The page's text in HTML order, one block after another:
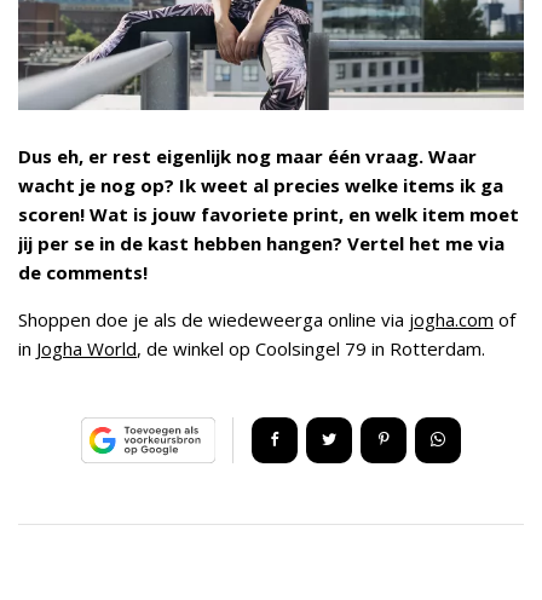
Dus eh, er rest eigenlijk nog maar één vraag. Waar
wacht je nog op? Ik weet al precies welke items ik ga
scoren! Wat is jouw favoriete print, en welk item moet
jij per se in de kast hebben hangen? Vertel het me via
de comments!
Shoppen doe je als de wiedeweerga online via jogha.com of
in Jogha World, de winkel op Coolsingel 79 in Rotterdam.